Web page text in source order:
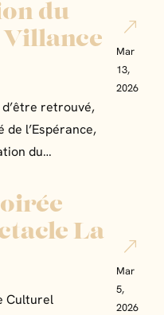
du
retrouvé,
de l’Espérance,
du…
Mar
13,
2026
La
Culturel
Mar
5,
2026